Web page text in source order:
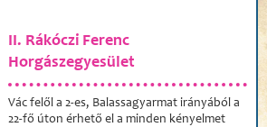
II. Rákóczi Ferenc
Horgászegyesület
Vác felől a 2-es, Balassagyarmat irányából a
22-fő úton érhető el a minden kényelmet